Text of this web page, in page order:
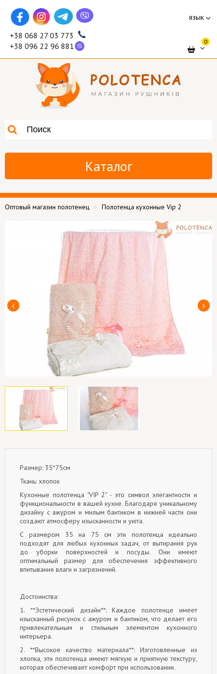
язык
+38 068 27 03 773
+38 096 22 96 881
0
Каталог
Оптовый магазин полотенец Полотенца кухонные Vip 2
Размер: 35*75см
Ткань: хлопок
Кухонные полотенца "VIP 2" - это символ элегантности и
функциональности в вашей кухне. Благодаря уникальному
дизайну с ажуром и милым бантиком в нижней части они
создают атмосферу изысканности и уюта.
С размером 35 на 75 см эти полотенца идеально
подходят для любых кухонных задач, от вытирания рук
до уборки поверхностей и посуды. Они имеют
оптимальный размер для обеспечения эффективного
впитывания влаги и загрязнений.
Достоинства:
1. **Эстетический дизайн**: Каждое полотенце имеет
изысканный рисунок с ажуром и бантиком, что делает его
привлекательным и стильным элементом кухонного
интерьера.
2. **Высокое качество материала**: Изготовленные из
хлопка, эти полотенца имеют мягкую и приятную текстуру,
которая обеспечивает комфорт при использовании.